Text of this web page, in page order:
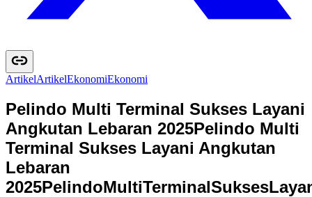
ArtikelArtikelEkonomiEkonomi
Pelindo Multi Terminal Sukses Layani
Angkutan Lebaran 2025Pelindo Multi
Terminal Sukses Layani Angkutan
Lebaran
2025PelindoMultiTerminalSuksesLaya